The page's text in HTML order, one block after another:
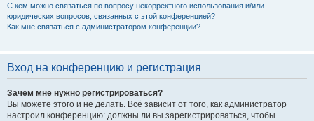
С кем можно связаться по вопросу некорректного использования и/или
юридических вопросов, связанных с этой конференцией?
Как мне связаться с администратором конференции?
Вход на конференцию и регистрация
Зачем мне нужно регистрироваться?
Вы можете этого и не делать. Всё зависит от того, как администратор
настроил конференцию: должны ли вы зарегистрироваться, чтобы